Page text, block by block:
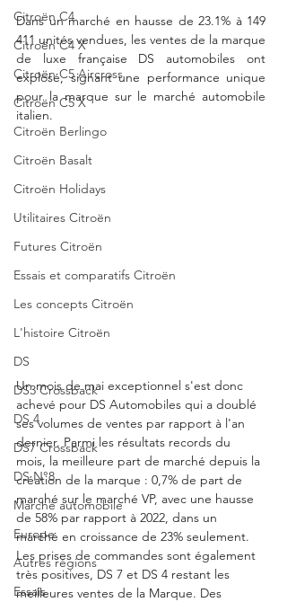
Citroën C4
Citroën C4 X
Citroën C5 Aircross
Citroën C5 X
Citroën Berlingo
Citroën Basalt
Citroën Holidays
Utilitaires Citroën
Futures Citroën
Essais et comparatifs Citroën
Les concepts Citroën
L'histoire Citroën
DS
DS3 Crossback
DS 4
DS7 Crossback
DS N°8
Marché automobile
Europe
Autres régions
Essais
Dans un marché en hausse de 23.1% à 149
411 unités vendues, les ventes de la marque
de luxe française DS automobiles ont
explosé, signant une performance unique
pour la marque sur le marché automobile
italien.
Un mois de mai exceptionnel s'est donc
achevé pour DS Automobiles qui a doublé
ses volumes de ventes par rapport à l'an
dernier. Parmi les résultats records du
mois, la meilleure part de marché depuis la
création de la marque : 0,7% de part de
marché sur le marché VP, avec une hausse
de 58% par rapport à 2022, dans un
marché en croissance de 23% seulement.
Les prises de commandes sont également
très positives, DS 7 et DS 4 restant les
meilleures ventes de la Marque. Des